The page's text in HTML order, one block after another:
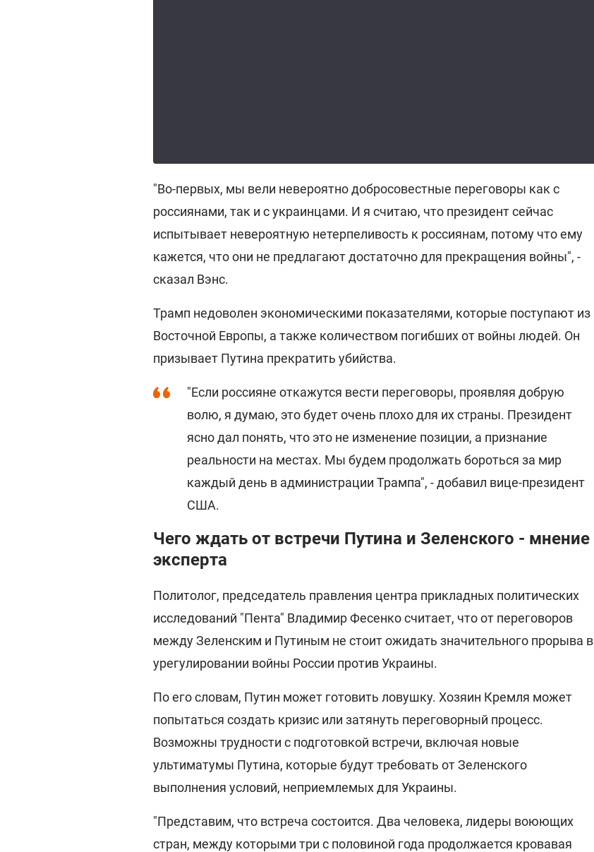
"Во-первых, мы вели невероятно добросовестные переговоры как с
россиянами, так и с украинцами. И я считаю, что президент сейчас
испытывает невероятную нетерпеливость к россиянам, потому что ему
кажется, что они не предлагают достаточно для прекращения войны", -
сказал Вэнс.
Трамп недоволен экономическими показателями, которые поступают из
Восточной Европы, а также количеством погибших от войны людей. Он
призывает Путина прекратить убийства.
"Если россияне откажутся вести переговоры, проявляя добрую
волю, я думаю, это будет очень плохо для их страны. Президент
ясно дал понять, что это не изменение позиции, а признание
реальности на местах. Мы будем продолжать бороться за мир
каждый день в администрации Трампа", - добавил вице-президент
США.
Чего ждать от встречи Путина и Зеленского - мнение
эксперта
Политолог, председатель правления центра прикладных политических
исследований "Пента" Владимир Фесенко считает, что от переговоров
между Зеленским и Путиным не стоит ожидать значительного прорыва в
урегулировании войны России против Украины.
По его словам, Путин может готовить ловушку. Хозяин Кремля может
попытаться создать кризис или затянуть переговорный процесс.
Возможны трудности с подготовкой встречи, включая новые
ультиматумы Путина, которые будут требовать от Зеленского
выполнения условий, неприемлемых для Украины.
"Представим, что встреча состоится. Два человека, лидеры воюющих
стран, между которыми три с половиной года продолжается кровавая